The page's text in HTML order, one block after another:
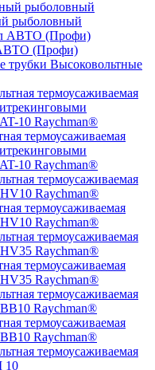
рыболовный
(Профи)
Высоковольтные
термоусаживаемая
10 Raychman®
термоусаживаемая
Raychman®
термоусаживаемая
Raychman®
термоусаживаемая
Raychman®